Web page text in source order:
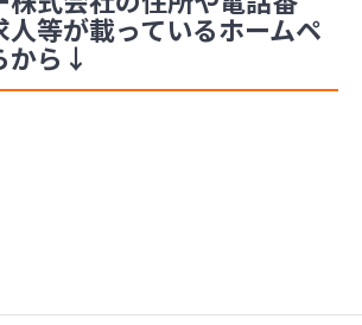
人等が載っているホームペ
から↓